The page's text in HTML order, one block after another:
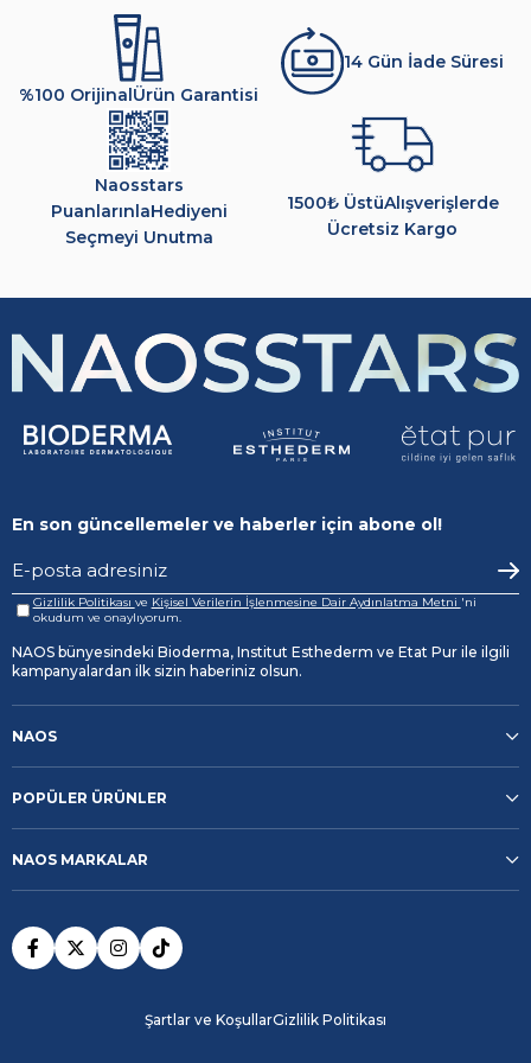
%100 OrijinalÜrün Garantisi
14 Gün İade Süresi
Naosstars
PuanlarınlaHediyeni
Seçmeyi Unutma
1500₺ ÜstüAlışverişlerde
Ücretsiz Kargo
En son güncellemeler ve haberler için abone ol!
Gizlilik Politikası ve Kişisel Verilerin İşlenmesine Dair Aydınlatma Metni 'ni
okudum ve onaylıyorum.
NAOS bünyesindeki Bioderma, Institut Esthederm ve Etat Pur ile ilgili
kampanyalardan ilk sizin haberiniz olsun.
NAOS
POPÜLER ÜRÜNLER
NAOS MARKALAR
Şartlar ve KoşullarGizlilik Politikası